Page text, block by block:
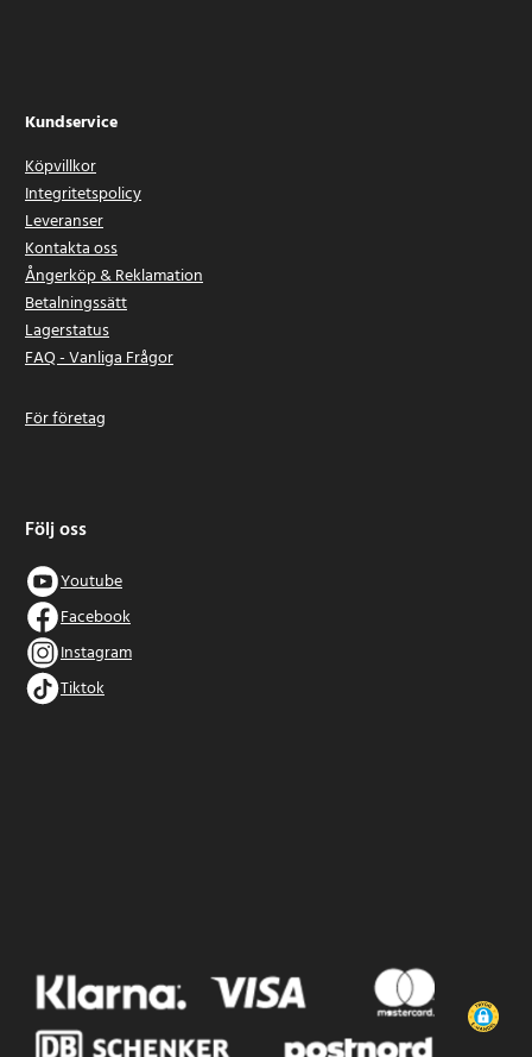
Kundservice
Köpvillkor
Integritetspolicy
Leveranser
Kontakta oss
Ångerköp & Reklamation
Betalningssätt
Lagerstatus
FAQ - Vanliga Frågor
För företag
Följ oss
Youtube
Facebook
Instagram
Tiktok